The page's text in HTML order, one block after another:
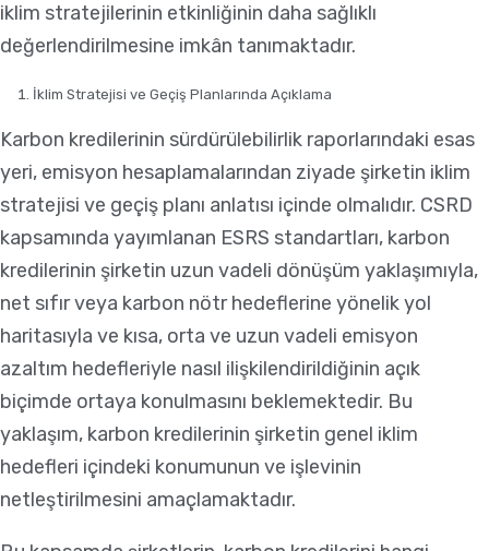
iklim stratejilerinin etkinliğinin daha sağlıklı
değerlendirilmesine imkân tanımaktadır.
İklim Stratejisi ve Geçiş Planlarında Açıklama
Karbon kredilerinin sürdürülebilirlik raporlarındaki esas
yeri, emisyon hesaplamalarından ziyade şirketin iklim
stratejisi ve geçiş planı anlatısı içinde olmalıdır. CSRD
kapsamında yayımlanan ESRS standartları, karbon
kredilerinin şirketin uzun vadeli dönüşüm yaklaşımıyla,
net sıfır veya karbon nötr hedeflerine yönelik yol
haritasıyla ve kısa, orta ve uzun vadeli emisyon
azaltım hedefleriyle nasıl ilişkilendirildiğinin açık
biçimde ortaya konulmasını beklemektedir. Bu
yaklaşım, karbon kredilerinin şirketin genel iklim
hedefleri içindeki konumunun ve işlevinin
netleştirilmesini amaçlamaktadır.